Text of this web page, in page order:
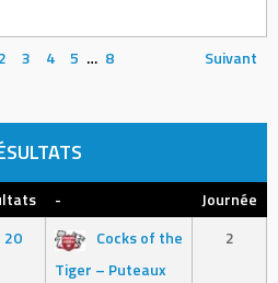
2 3 4 5 … 8 Suivant
-
Journée
20
Cocks of the
Tiger – Puteaux
2